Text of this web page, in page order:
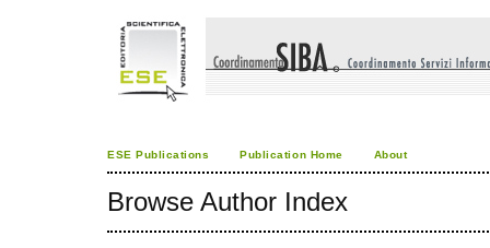
ESE Publications Publication Home About
Browse Author Index